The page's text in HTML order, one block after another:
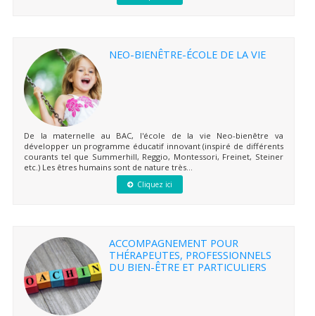
NEO-BIENÊTRE-ÉCOLE DE LA VIE
De la maternelle au BAC, l'école de la vie Neo-bienêtre va
développer un programme éducatif innovant (inspiré de différents
courants tel que Summerhill, Reggio, Montessori, Freinet, Steiner
etc.) Les êtres humains sont de nature très...
Cliquez ici
ACCOMPAGNEMENT POUR
THÉRAPEUTES, PROFESSIONNELS
DU BIEN-ÊTRE ET PARTICULIERS